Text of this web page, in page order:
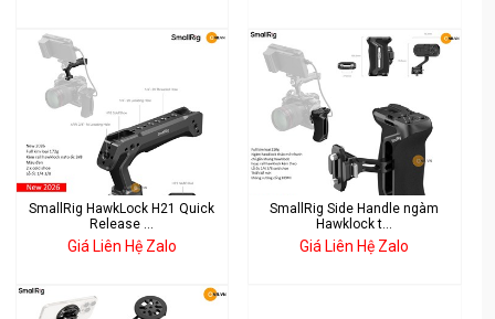
SmallRig HawkLock H21 Quick
Release ...
Giá Liên Hệ Zalo
SmallRig Side Handle ngàm
Hawklock t...
Giá Liên Hệ Zalo